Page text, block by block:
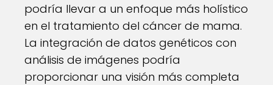
podría llevar a un enfoque más holístico
en el tratamiento del cáncer de mama.
La integración de datos genéticos con
análisis de imágenes podría
proporcionar una visión más completa